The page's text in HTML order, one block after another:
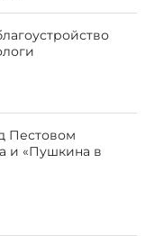
Пестовом
и «Пушкина в